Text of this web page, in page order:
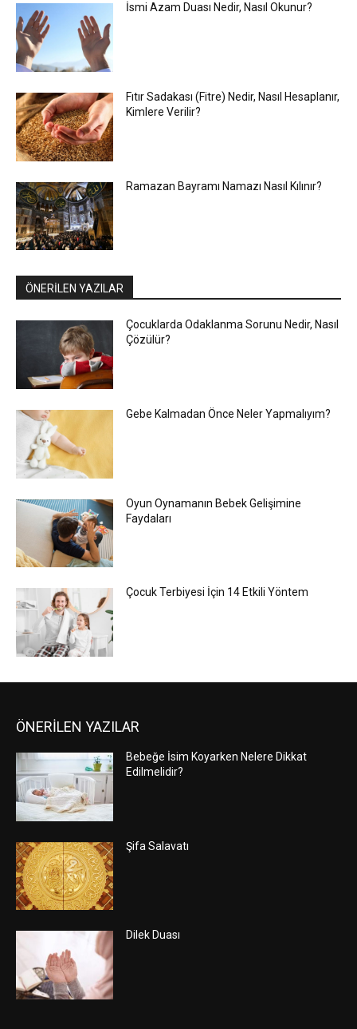
İsmi Azam Duası Nedir, Nasıl Okunur?
Fıtır Sadakası (Fitre) Nedir, Nasıl Hesaplanır,
Kimlere Verilir?
Ramazan Bayramı Namazı Nasıl Kılınır?
ÖNERİLEN YAZILAR
Çocuklarda Odaklanma Sorunu Nedir, Nasıl
Çözülür?
Gebe Kalmadan Önce Neler Yapmalıyım?
Oyun Oynamanın Bebek Gelişimine
Faydaları
Çocuk Terbiyesi İçin 14 Etkili Yöntem
ÖNERİLEN YAZILAR
Bebeğe İsim Koyarken Nelere Dikkat
Edilmelidir?
Şifa Salavatı
Dilek Duası